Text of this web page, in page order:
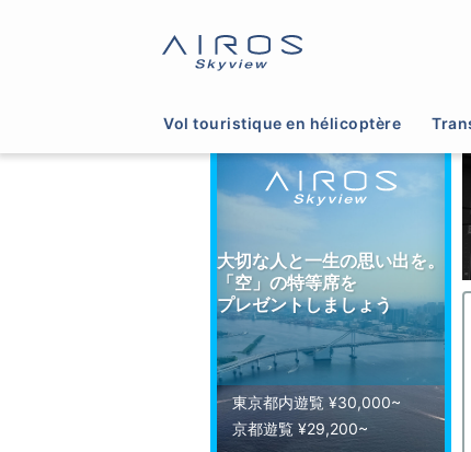
Vol touristique en hélicoptère
大切な人と一生の思い出を。
「空」の特等席を
プレゼントしましょう
東京都内遊覧 ¥30,000~
京都遊覧 ¥29,200~